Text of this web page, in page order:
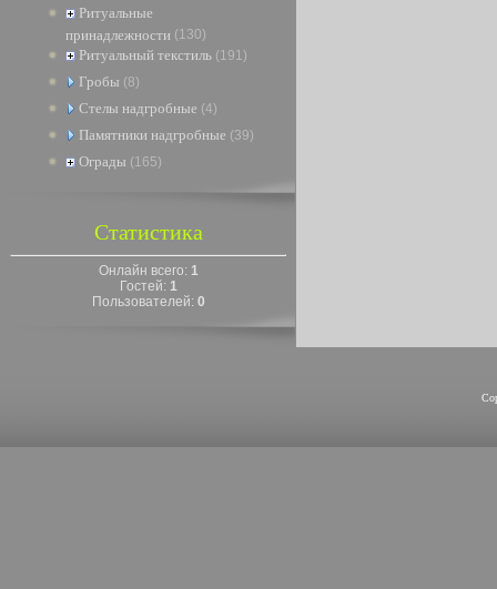
Ритуальные
принадлежности (130)
Ритуальный текстиль (191)
Гробы (8)
Стелы надгробные (4)
Памятники надгробные (39)
Ограды (165)
Статистика
Онлайн всего: 1
Гостей: 1
Пользователей: 0